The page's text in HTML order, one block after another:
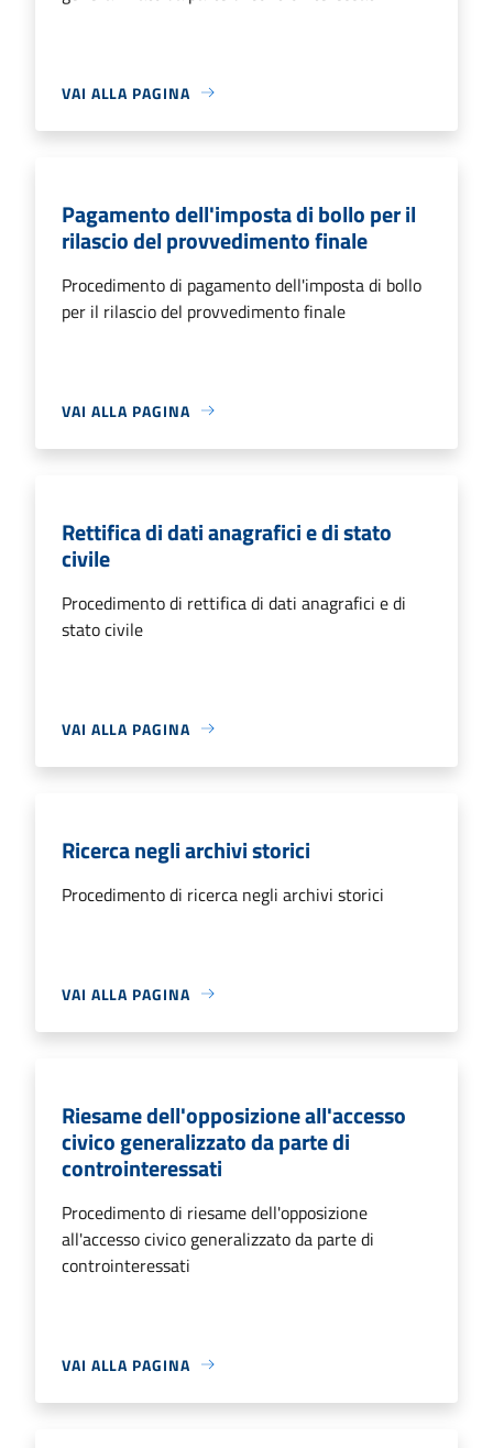
VAI ALLA PAGINA
Pagamento dell'imposta di bollo per il
rilascio del provvedimento finale
Procedimento di pagamento dell'imposta di bollo
per il rilascio del provvedimento finale
VAI ALLA PAGINA
Rettifica di dati anagrafici e di stato
civile
Procedimento di rettifica di dati anagrafici e di
stato civile
VAI ALLA PAGINA
Ricerca negli archivi storici
Procedimento di ricerca negli archivi storici
VAI ALLA PAGINA
Riesame dell'opposizione all'accesso
civico generalizzato da parte di
controinteressati
Procedimento di riesame dell'opposizione
all'accesso civico generalizzato da parte di
controinteressati
VAI ALLA PAGINA